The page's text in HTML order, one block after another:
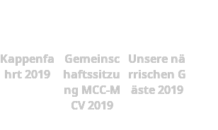
Kappenfa
hrt 2019
Gemeinsc
haftssitzu
ng MCC-M
CV 2019
Unsere nä
rrischen G
äste 2019